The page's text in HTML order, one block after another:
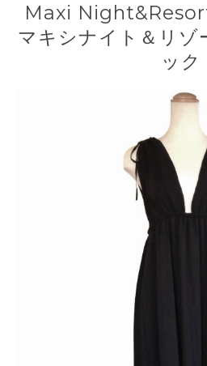
Maxi
マキシナイト＆リゾ
ック